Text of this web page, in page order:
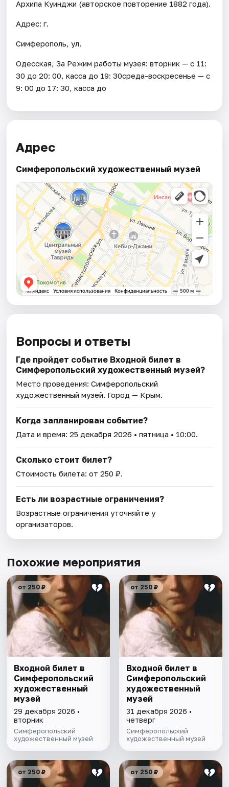
Архипа Куинджи (авторское повторение 1882 года).
Адрес: г.
Симферополь, ул.
Одесская, 3а Режим работы музея: вторник — с 11:
30 до 20: 00, касса до 19: 30среда-воскресенье — с
9: 00 до 17: 30, касса до
Адрес
Симферопольский художественный музей
Вопросы и ответы
Где пройдет событие Входной билет в
Симферопольский художественный музей?
Место проведения:Симферопольский
художественный музей. Город — Крым.
Когда запланирован событие?
Дата и время:25 декабря 2026 • пятница • 10:00.
Сколько стоит билет?
Стоимость билета: от 250 ₽.
Есть ли возрастные ограничения?
Возрастные ограничения уточняйте у
организаторов.
Похожие мероприятия
от 250 ₽
Входной билет в
Симферопольский
художественный
музей
29 декабря 2026 •
вторник
Симферопольский
художественный музей
от 250 ₽
Входной билет в
Симферопольский
художественный
музей
31 декабря 2026 •
четверг
Симферопольский
художественный музей
от 250 ₽ от 250 ₽